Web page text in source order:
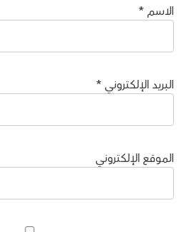
الاسم *
البريد الإلكتروني *
الموقع الإلكتروني